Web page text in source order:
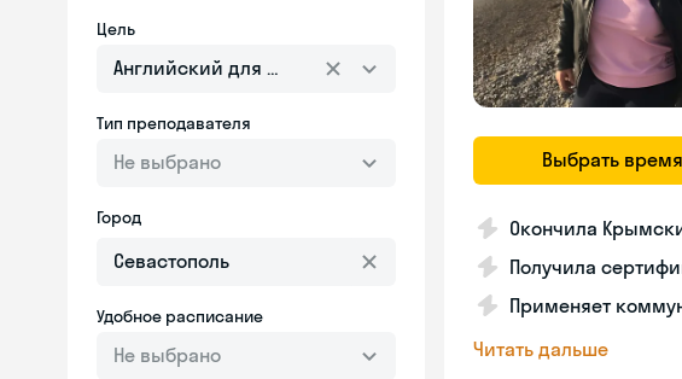
Цель
Английский для взрослых
Тип преподавателя
Не выбрано
Город
Удобное расписание
Не выбрано
Выбрать время
Окончила
Получила
Применяет
Читать дальше